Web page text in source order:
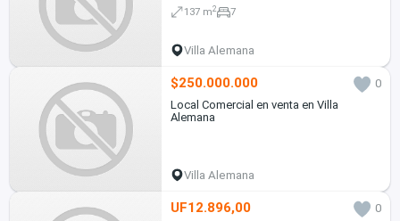
137 m2 7
Villa Alemana
$250.000.000
0
Local Comercial en venta en Villa
Alemana
Villa Alemana
UF12.896,00
0